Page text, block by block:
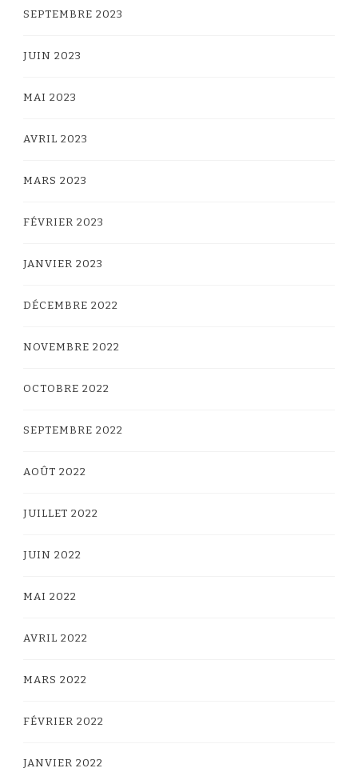
SEPTEMBRE 2023
JUIN 2023
MAI 2023
AVRIL 2023
MARS 2023
FÉVRIER 2023
JANVIER 2023
DÉCEMBRE 2022
NOVEMBRE 2022
OCTOBRE 2022
SEPTEMBRE 2022
AOÛT 2022
JUILLET 2022
JUIN 2022
MAI 2022
AVRIL 2022
MARS 2022
FÉVRIER 2022
JANVIER 2022